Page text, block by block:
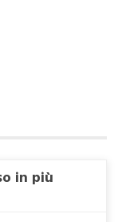
in più